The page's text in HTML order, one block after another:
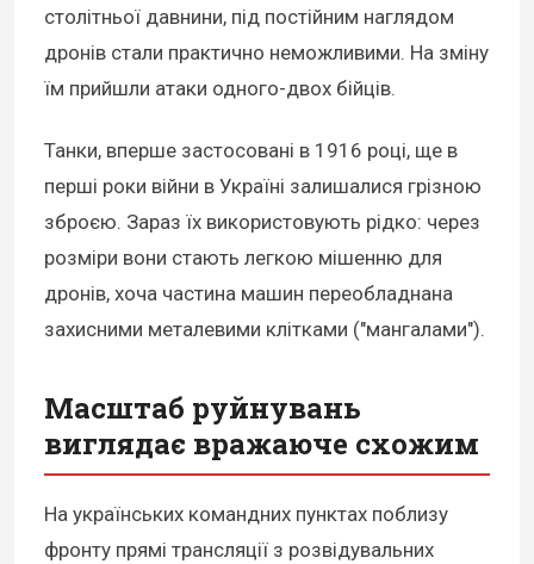
столітньої давнини, під постійним наглядом
дронів стали практично неможливими. На зміну
їм прийшли атаки одного-двох бійців.
Танки, вперше застосовані в 1916 році, ще в
перші роки війни в Україні залишалися грізною
зброєю. Зараз їх використовують рідко: через
розміри вони стають легкою мішенню для
дронів, хоча частина машин переобладнана
захисними металевими клітками ("мангалами").
Масштаб руйнувань
виглядає вражаюче схожим
На українських командних пунктах поблизу
фронту прямі трансляції з розвідувальних